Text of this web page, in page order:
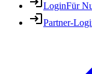
LoginFür
Partner-